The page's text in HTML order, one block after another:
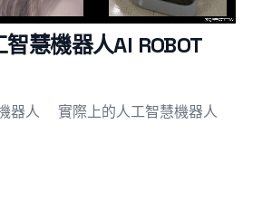
慧機器人AI ROBOT
器人 實際上的人工智慧機器人